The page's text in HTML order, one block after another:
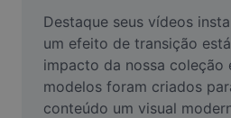
Criador de Memes
AI Text Remover
AI People Remover
Destaque seus vídeos
um efeito de transição
impacto da nossa coleção
modelos foram criados
conteúdo um visual